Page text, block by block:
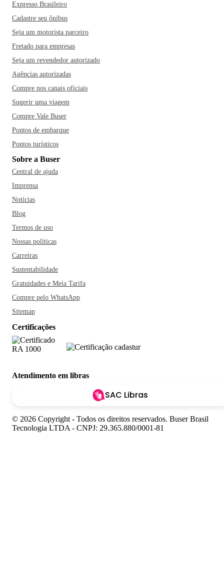
Expresso Brasileiro
Cadastre seu ônibus
Seja um motorista parceiro
Fretado para empresas
Seja um revendedor autorizado
Agências autorizadas
Compre nos canais oficiais
Sugerir uma viagem
Compre Vale Buser
Pontos de embarque
Pontos turísticos
Sobre a Buser
Central de ajuda
Imprensa
Notícias
Blog
Termos de uso
Nossas políticas
Carreiras
Sustentabilidade
Gratuidades e Meia Tarifa
Compre pelo WhatsApp
Sitemap
Certificações
Atendimento em libras
SAC Libras
© 2026 Copyright - Todos os direitos reservados. Buser Brasil
Tecnologia LTDA - CNPJ: 29.365.880/0001-81